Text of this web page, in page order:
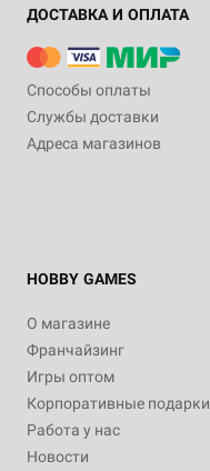
ДОСТАВКА И ОПЛАТА
Способы оплаты
Службы доставки
Адреса магазинов
HOBBY GAMES
О магазине
Франчайзинг
Игры оптом
Корпоративные подарки
Работа у нас
Новости